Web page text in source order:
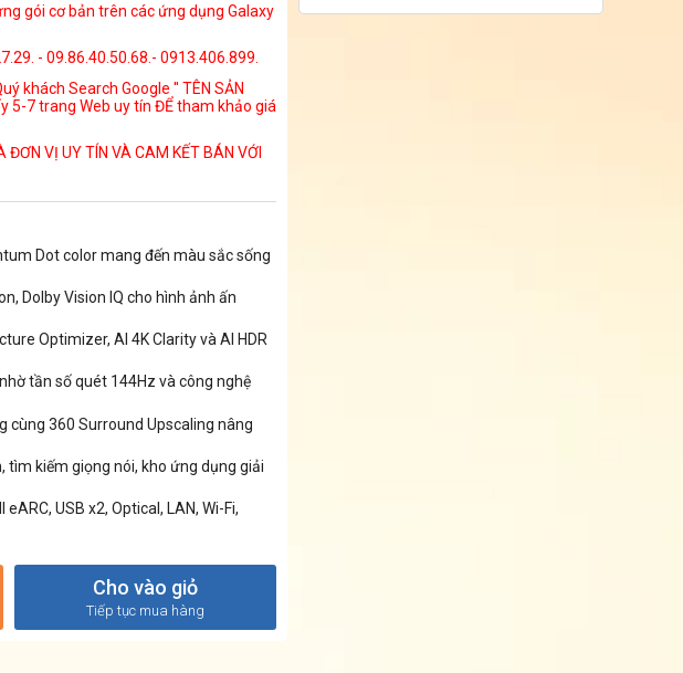
gói cơ bản trên các ứng dụng Galaxy
- 09.86.40.50.68.- 0913.406.899.
khách Search Google '' TÊN SẢN
5-7 trang Web uy tín ĐỂ tham khảo giá
VỊ UY TÍN VÀ CAM KẾT BÁN VỚI
Dot color mang đến màu sắc sống
Dolby Vision IQ cho hình ảnh ấn
Optimizer, AI 4K Clarity và AI HDR
tần số quét 144Hz và công nghệ
cùng 360 Surround Upscaling nâng
tìm kiếm giọng nói, kho ứng dụng giải
eARC, USB x2, Optical, LAN, Wi-Fi,
Cho vào giỏ
Tiếp tục mua hàng